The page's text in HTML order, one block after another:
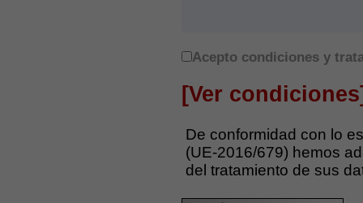
Acepto condiciones y
[Ver
De conformidad con lo
(UE-2016/679) hemos
del tratamiento de sus